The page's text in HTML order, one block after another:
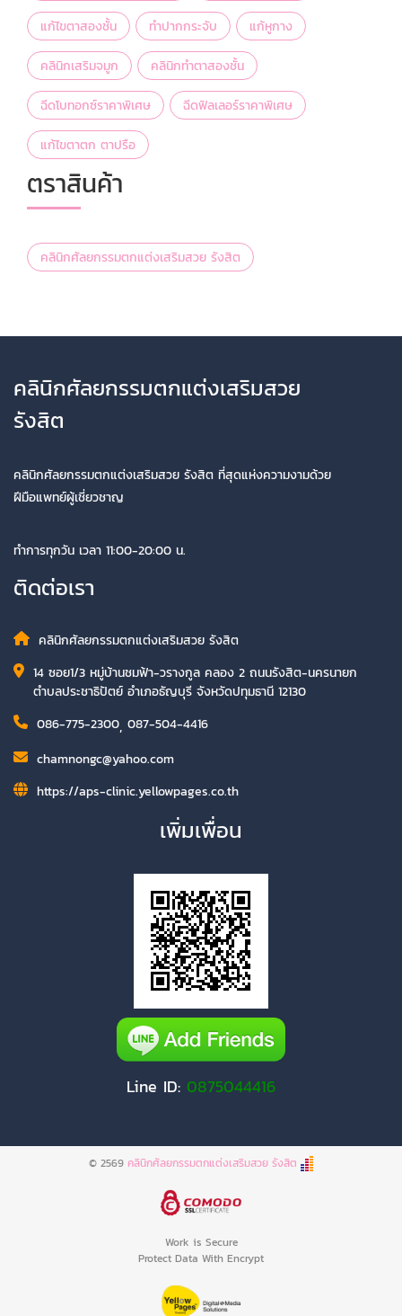
แก้ไขตาสองชั้น ทำปากกระจับ แก้หูกาง
คลินิกเสริมจมูก คลินิกทำตาสองชั้น
ฉีดโบทอกซ์ราคาพิเศษ ฉีดฟิลเลอร์ราคาพิเศษ
แก้ไขตาตก ตาปรือ
ตราสินค้า
คลินิกศัลยกรรมตกแต่งเสริมสวย รังสิต
คลินิกศัลยกรรมตกแต่งเสริมสวย
รังสิต
คลินิกศัลยกรรมตกแต่งเสริมสวย รังสิต ที่สุดแห่งความงามด้วย
ฝีมือแพทย์ผู้เชี่ยวชาญ
ทำการทุกวัน เวลา 11:00-20:00 น.
ติดต่อเรา
คลินิกศัลยกรรมตกแต่งเสริมสวย รังสิต
14 ซอย1/3 หมู่บ้านชมฟ้า-วรางกูล คลอง 2 ถนนรังสิต-นครนายก
ตำบลประชาธิปัตย์ อำเภอธัญบุรี จังหวัดปทุมธานี 12130
086-775-2300, 087-504-4416
chamnongc@yahoo.com
https://aps-clinic.yellowpages.co.th
เพิ่มเพื่อน
Line ID: 0875044416
© 2569 คลินิกศัลยกรรมตกแต่งเสริมสวย รังสิต
Work is Secure
Protect Data With Encrypt